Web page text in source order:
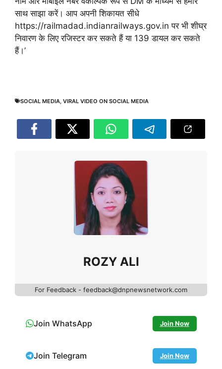
साथ साझा करें। आप अपनी शिकायत सीधे
https://railmadad.indianrailways.gov.in पर भी शीघ्र
निवारण के लिए रजिस्टर कर सकते हैं या 139 डायल कर सकते
हैं।’
SOCIAL MEDIA VIRAL VIDEO ON SOCIAL MEDIA
ROZY ALI
For Feedback - feedback@dnpnewsnetwork.com
Join WhatsApp Join Now
Join Telegram Join Now